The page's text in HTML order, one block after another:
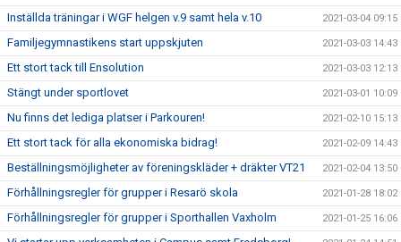
Inställda träningar i WGF helgen v.9 samt hela v.10 2021-03-04 09:15
Familjegymnastikens start uppskjuten 2021-03-03 14:43
Ett stort tack till Ensolution 2021-03-03 12:13
Stängt under sportlovet 2021-03-01 10:09
Nu finns det lediga platser i Parkouren! 2021-02-10 15:13
Ett stort tack för alla ekonomiska bidrag! 2021-02-09 14:43
Beställningsmöjligheter av föreningskläder + dräkter VT21 2021-02-04 13:50
Förhållningsregler för grupper i Resarö skola 2021-01-28 18:02
Förhållningsregler för grupper i Sporthallen Vaxholm 2021-01-25 16:06